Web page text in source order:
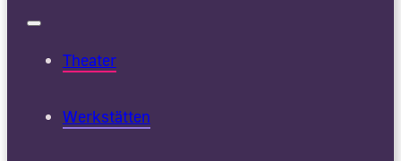
Theater
Werkstätten